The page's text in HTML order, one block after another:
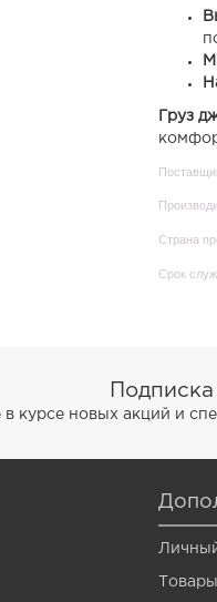
Груз
Страна
Срок
в курсе новых акций и